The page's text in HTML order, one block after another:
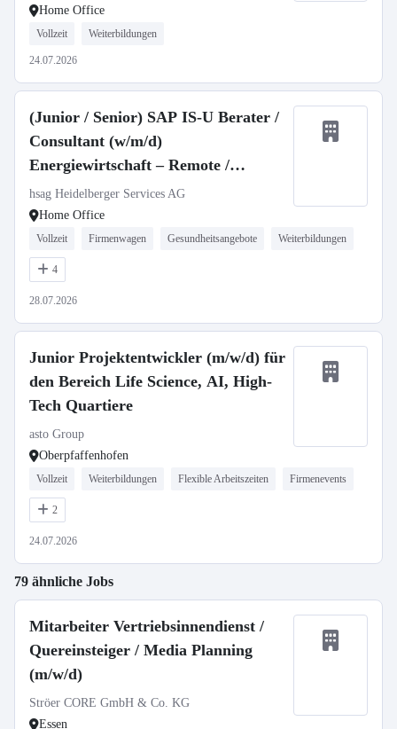
Home Office
Vollzeit Weiterbildungen
24.07.2026
(Junior / Senior) SAP IS-U Berater /
Consultant (w/m/d)
Energiewirtschaft – Remote /
Deutschland / Neuseeland
hsag Heidelberger Services AG
Home Office
Vollzeit Firmenwagen Gesundheitsangebote Weiterbildungen
4
28.07.2026
Junior Projektentwickler (m/w/d) für
den Bereich Life Science, AI, High-
Tech Quartiere
asto Group
Oberpfaffenhofen
Vollzeit Weiterbildungen Flexible Arbeitszeiten Firmenevents
2
24.07.2026
79 ähnliche Jobs
Mitarbeiter Vertriebsinnendienst /
Quereinsteiger / Media Planning
(m/w/d)
Ströer CORE GmbH & Co. KG
Essen